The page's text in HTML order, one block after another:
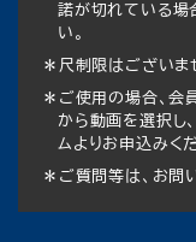
諾が切れている場
い。
＊尺制限はございま
＊ご使用の場合、会
から動画を選択し
ムよりお申込みく
＊ご質問等は、お問